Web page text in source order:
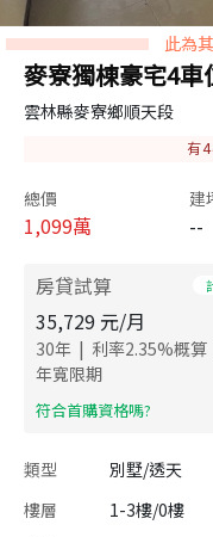
此為
麥寮獨棟豪宅4車
雲林縣麥寮鄉順天段
有
總價
1,099萬
建
--
房貸試算
35,729 元/月
30年 | 利率2.35%概算
年寬限期
​符合首購資格嗎?
類型 別墅/透天
樓層
1-3樓/0樓